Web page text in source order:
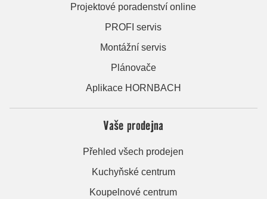
Projektové poradenství online
PROFI servis
Montážní servis
Plánovače
Aplikace HORNBACH
Vaše prodejna
Přehled všech prodejen
Kuchyňské centrum
Koupelnové centrum